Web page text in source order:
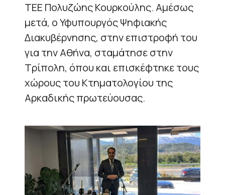
ΤΕΕ Πολυζώης Κουρκούλης. Αμέσως
μετά, ο Υφυπουργός Ψηφιακής
Διακυβέρνησης, στην επιστροφή του
για την Αθήνα, σταμάτησε στην
Τρίπολη, όπου και επισκέφτηκε τους
χώρους του Κτηματολογίου της
Αρκαδικής πρωτεύουσας.